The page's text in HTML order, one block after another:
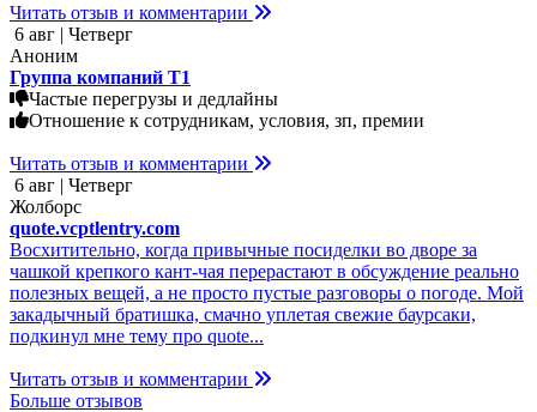
Читать отзыв и комментарии
6 авг | Четверг
Аноним
Группа компаний Т1
Частые перегрузы и дедлайны
Отношение к сотрудникам, условия, зп, премии
Читать отзыв и комментарии
6 авг | Четверг
Жолборс
quote.vcptlentry.com
Восхитительно, когда привычные посиделки во дворе за
чашкой крепкого кант-чая перерастают в обсуждение реально
полезных вещей, а не просто пустые разговоры о погоде. Мой
закадычный братишка, смачно уплетая свежие баурсаки,
подкинул мне тему про quote...
Читать отзыв и комментарии
Больше отзывов